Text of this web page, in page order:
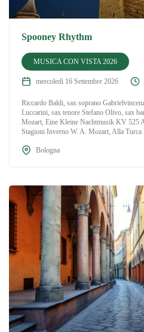
Spooney Rhythm
MUSICA CON VISTA 2026
mercoledì 16 Settembre 2026
Riccardo Baldi, sax soprano
Luccarini, sax tenore Stefano Olivo, sax
Mozart, Eine Kleine Nachtmusik KV 525
Stagioni Inverno W. A. Mozart, Alla
Bologna